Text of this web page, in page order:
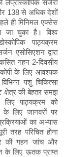
सर्जरी
138 से अधिक देशों
ही मिनिमल एक्सेस
जा चुका है। विश्व
पाठ्यक्रम
एसोसिएशन द्वारा
गहन 2-दिवसीय
के लिए आवश्यक
पशु चिकित्सा
क्षेत्र की बेहतर समझ
पाठ्यक्रम को
के लिए जानवरों पर
का अभ्यास
तरह परिचित होना
की गहन जांच और
के लिए ऊतक प्राप्त